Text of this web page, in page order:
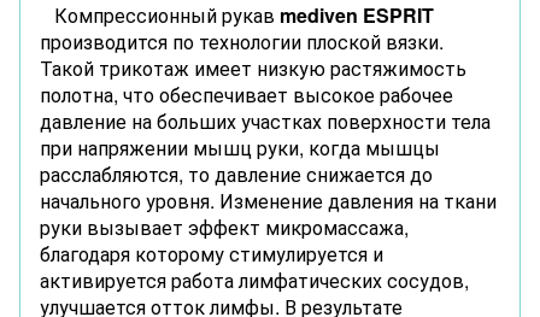
Компрессионный рукав mediven ESPRIT
производится по технологии плоской вязки.
Такой трикотаж имеет низкую растяжимость
полотна, что обеспечивает высокое рабочее
давление на больших участках поверхности тела
при напряжении мышц руки, когда мышцы
расслабляются, то давление снижается до
начального уровня. Изменение давления на ткани
руки вызывает эффект микромассажа,
благодаря которому стимулируется и
активируется работа лимфатических сосудов,
улучшается отток лимфы. В результате